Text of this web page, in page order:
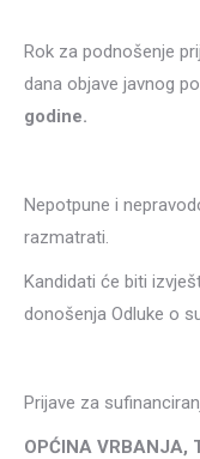
Rok za podnošenje
dana objave javnog
godine.
Nepotpune i
razmatrati.
Kandidati će biti
donošenja Odluke o
Prijave za
OPĆINA VRBANJA,